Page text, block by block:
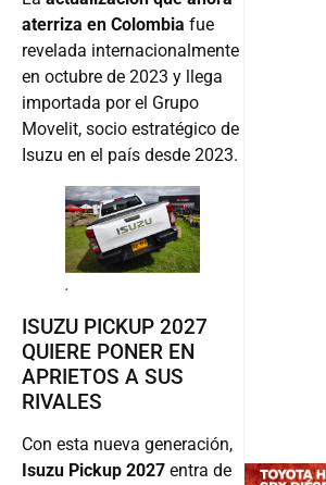
aterriza en Colombia fue
revelada internacionalmente
en octubre de 2023 y llega
importada por el Grupo
Movelit, socio estratégico de
Isuzu en el país desde 2023.
.
ISUZU PICKUP 2027
QUIERE PONER EN
APRIETOS A SUS
RIVALES
Con esta nueva generación,
Isuzu Pickup 2027 entra de